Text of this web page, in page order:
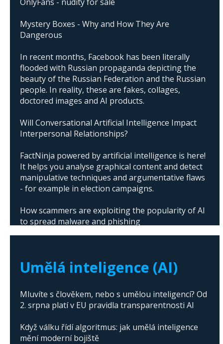
Mystery Boxes - Why and How They Are
Dangerous
In recent months, Facebook has been literally
flooded with Russian propaganda depicting the
beauty of the Russian Federation and the Russian
people. In reality, these are fakes, collages,
doctored images and AI products.
Will Conversational Artificial Intelligence Impact
Interpersonal Relationships?
FactNinja powered by artificial intelligence is here!
It helps you analyse graphical content and detect
manipulative techniques and argumentative flaws
- for example in election campaigns.
How scammers are exploiting the popularity of AI
to spread malware and phishing
Umělá inteligence (AI)
Mluvíte s člověkem, nebo s umělou inteligencí? Od
2. srpna platí v EU pravidla transparentnosti AI
Když válku řídí algoritmus: jak umělá inteligence
mění moderní bojiště